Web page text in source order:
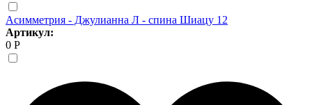
Асимметрия - Джулианна Л - спина Шиацу 12
Артикул:
0 Р